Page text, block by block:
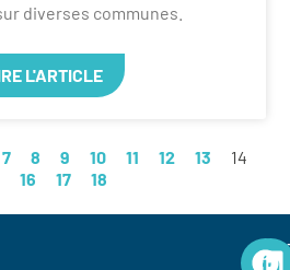
diverses communes.
L'ARTICLE
7 8 9 10 11 12 13
14
16 17 18